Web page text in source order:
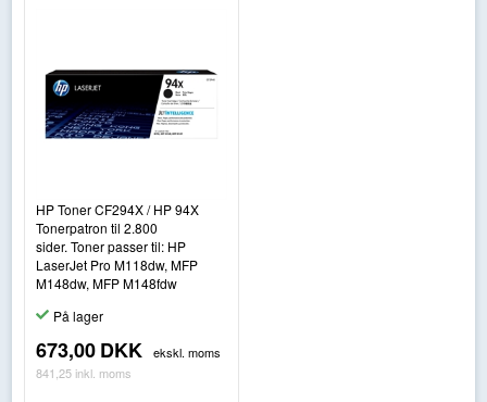
HP Toner CF294X / HP 94X
Tonerpatron til 2.800
sider. Toner passer til: HP
LaserJet Pro M118dw, MFP
M148dw, MFP M148fdw
På lager
673,00DKK
ekskl. moms
841,25 inkl. moms